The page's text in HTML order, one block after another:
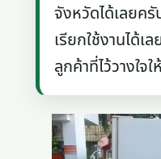
จังหวัดได้เลยค
เรียกใช้งานได้
ลูกค้าที่ไว้วางใจ